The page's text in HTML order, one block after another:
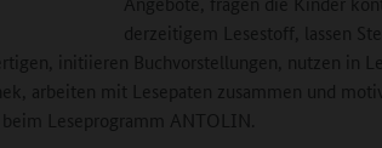
derzeitigem Lesestoff, lassen
initiieren Buchvorstellungen, nutzen in
arbeiten mit Lesepaten zusammen und
Leseprogramm ANTOLIN.